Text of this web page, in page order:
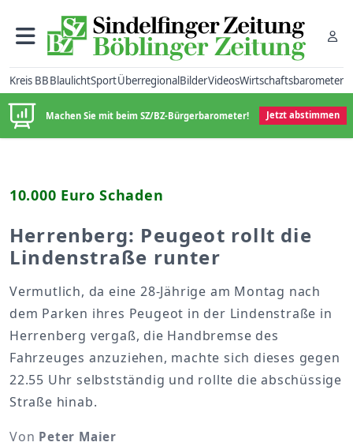
Kreis BBBlaulichtSportÜberregionalBilderVideosWirtschaftsbarometer
Machen Sie mit beim SZ/BZ-Bürgerbarometer! Jetzt abstimmen
10.000 Euro Schaden
Herrenberg: Peugeot rollt die
Lindenstraße runter
Vermutlich, da eine 28-Jährige am Montag nach
dem Parken ihres Peugeot in der Lindenstraße in
Herrenberg vergaß, die Handbremse des
Fahrzeuges anzuziehen, machte sich dieses gegen
22.55 Uhr selbstständig und rollte die abschüssige
Straße hinab.
Von Peter Maier